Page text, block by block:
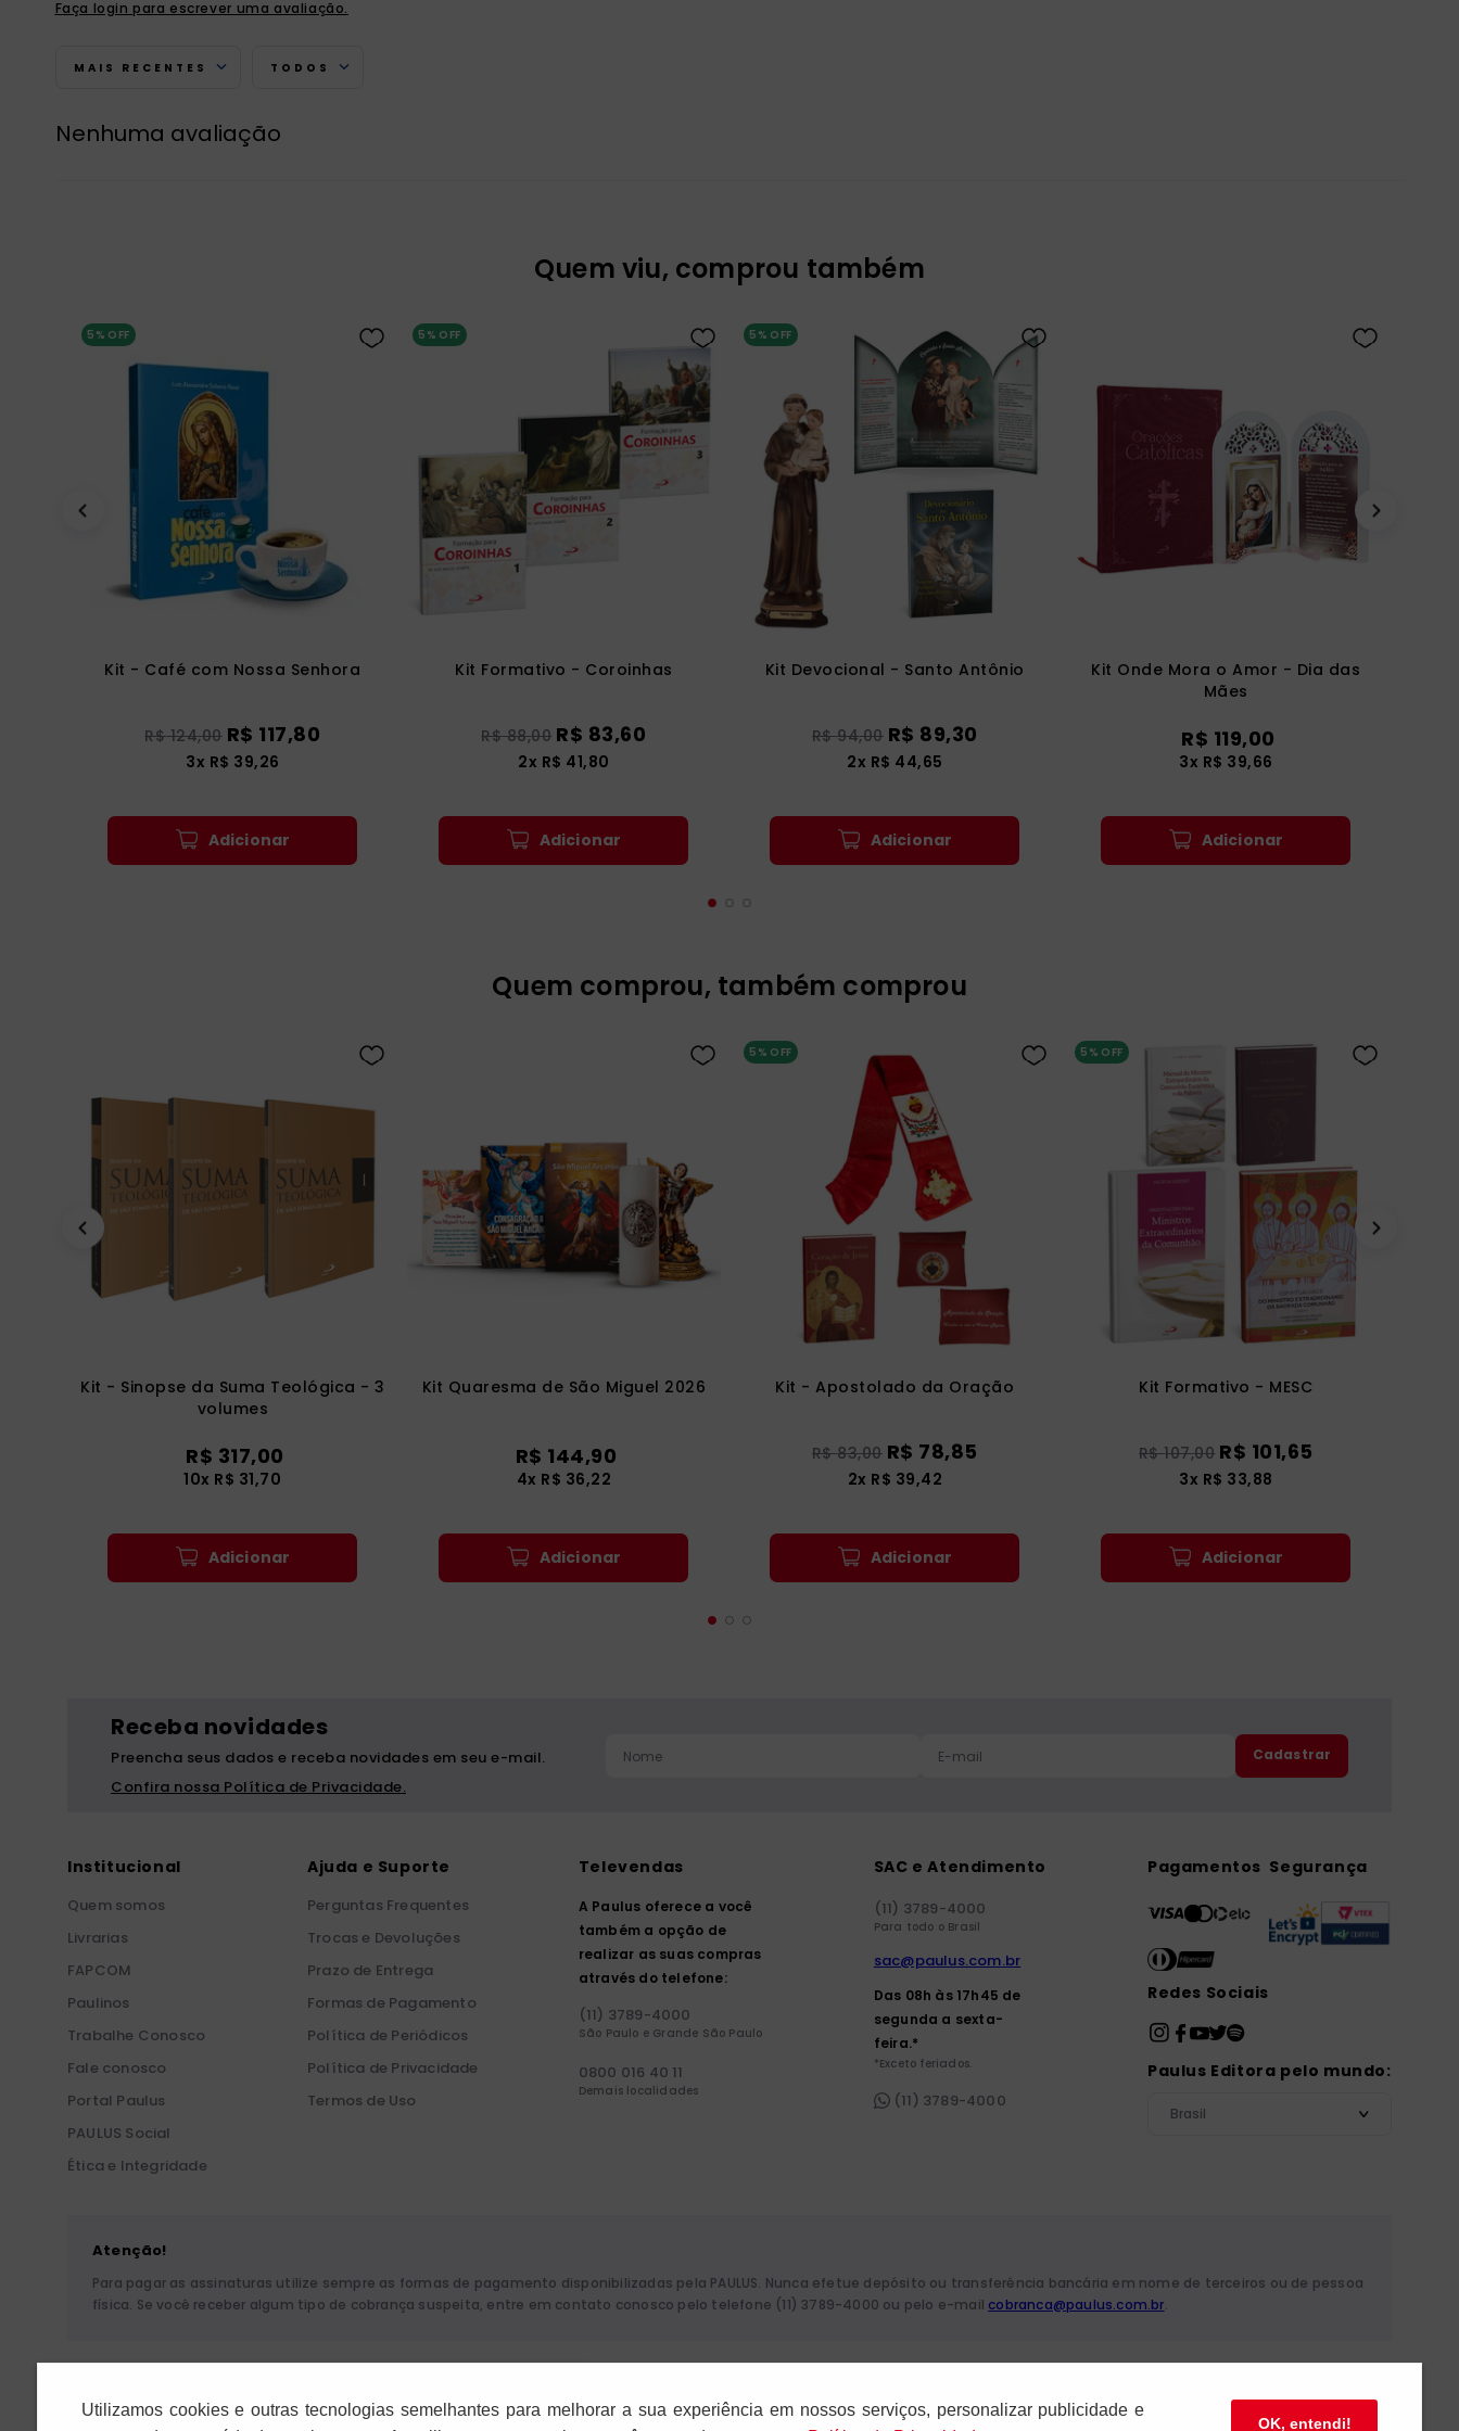
Faça login para escrever uma avaliação.
MAIS RECENTES TODOS
Nenhuma avaliação
Quem viu, comprou também
5% OFF
Kit - Café com Nossa Senhora
R$ 124,00 R$ 117,80
3x R$ 39,26
Adicionar
5% OFF
Kit Formativo - Coroinhas
R$ 88,00 R$ 83,60
2x R$ 41,80
Adicionar
5% OFF
Kit Devocional - Santo Antônio
R$ 94,00 R$ 89,30
2x R$ 44,65
Adicionar
Kit Onde Mora o Amor - Dia das
Mães
R$ 119,00
3x R$ 39,66
Adicionar
Quem comprou, também comprou
Kit - Sinopse da Suma Teológica - 3
volumes
R$ 317,00
10x R$ 31,70
Adicionar
Kit Quaresma de São Miguel 2026
R$ 144,90
4x R$ 36,22
Adicionar
5% OFF
Kit - Apostolado da Oração
R$ 83,00 R$ 78,85
2x R$ 39,42
Adicionar
5% OFF
Kit Formativo - MESC
R$ 107,00 R$ 101,65
3x R$ 33,88
Adicionar
Receba novidades
Preencha seus dados e receba novidades em seu e-mail.
Confira nossa Política de Privacidade.
Cadastrar
Institucional
Quem somos
Livrarias
FAPCOM
Paulinos
Trabalhe Conosco
Fale conosco
Portal Paulus
PAULUS Social
Ética e Integridade
Ajuda e Suporte
Perguntas Frequentes
Trocas e Devoluções
Prazo de Entrega
Formas de Pagamento
Política de Periódicos
Política de Privacidade
Termos de Uso
Televendas
A Paulus oferece a você
também a opção de
realizar as suas compras
através do telefone:
(11) 3789-4000
São Paulo e Grande São Paulo
0800 016 40 11
Demais localidades
SAC e Atendimento
(11) 3789-4000
Para todo o Brasil
sac@paulus.com.br
Das 08h às 17h45 de
segunda a sexta-
feira.*
*Exceto feriados.
(11) 3789-4000
Pagamentos Segurança
Redes Sociais
Paulus Editora pelo mundo:
Brasil
Atenção!
Para pagar as assinaturas utilize sempre as formas de pagamento disponibilizadas pela PAULUS. Nunca efetue depósito ou transferência bancária em nome de terceiros ou de pessoa
física. Se você receber algum tipo de cobrança suspeita, entre em contato conosco pelo telefone (11) 3789-4000 ou pelo e-mail cobranca@paulus.com.br.
Utilizamos cookies e outras tecnologias semelhantes para melhorar a sua experiência em nossos serviços, personalizar publicidade e
OK, entendi!